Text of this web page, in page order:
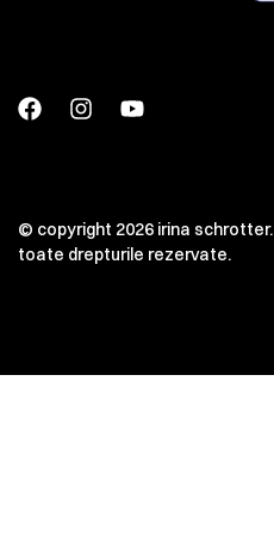
© copyright 2026 irina schrotter.
toate drepturile rezervate.